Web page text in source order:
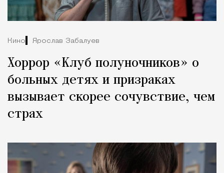
Кино Ярослав Забалуев
Хоррор «Клуб полуночников» о
больных детях и призраках
вызывает скорее сочувствие, чем
страх